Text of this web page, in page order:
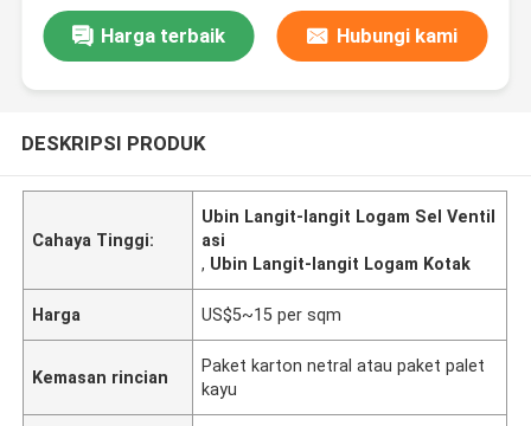
Harga terbaik Hubungi kami
DESKRIPSI PRODUK
Cahaya Tinggi:
Ubin Langit-langit Logam Sel Ventil
asi
, Ubin Langit-langit Logam Kotak
Harga US$5~15 per sqm
Kemasan rincian
Paket karton netral atau paket palet
kayu